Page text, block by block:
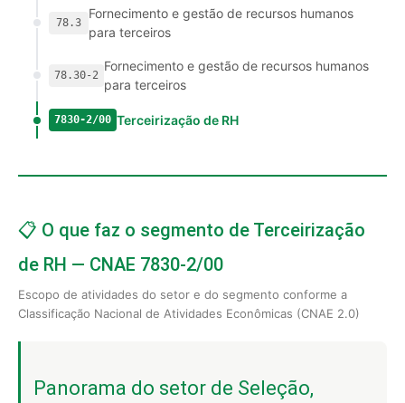
78.3
Fornecimento e gestão de recursos humanos
para terceiros
78.30-2
Fornecimento e gestão de recursos humanos
para terceiros
7830-2/00 Terceirização de RH
📋 O que faz o segmento de Terceirização
de RH — CNAE 7830-2/00
Escopo de atividades do setor e do segmento conforme a
Classificação Nacional de Atividades Econômicas (CNAE 2.0)
Panorama do setor de Seleção,